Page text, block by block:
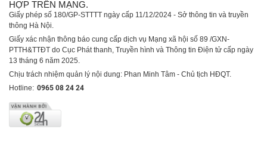
HỢP TRÊN MẠNG.
Giấy phép số 180/GP-STTTT ngày cấp 11/12/2024 - Sở thông tin và truyền
thông Hà Nội.
Giấy xác nhận thông báo cung cấp dịch vụ Mạng xã hội số 89 /GXN-
PTTH&TTĐT do Cục Phát thanh, Truyền hình và Thông tin Điện tử cấp ngày
13 tháng 6 năm 2025.
Chịu trách nhiệm quản lý nội dung: Phan Minh Tâm - Chủ tịch HĐQT.
Hotline: 0965 08 24 24